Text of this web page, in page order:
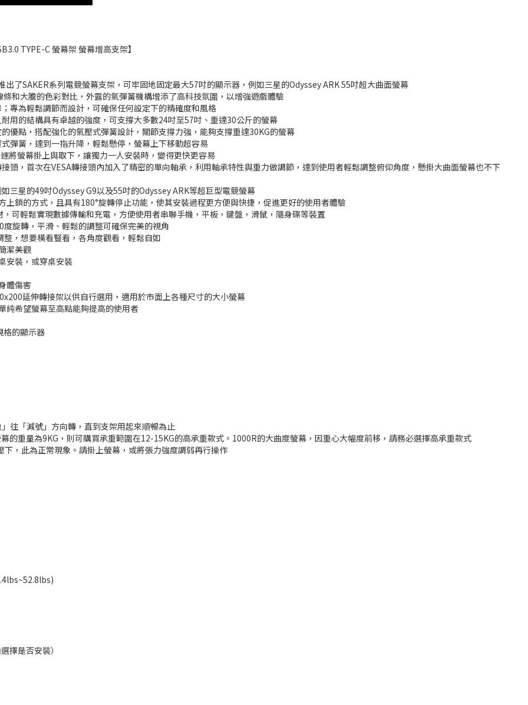
TYPE-C 螢幕架 螢幕增高支架】
了SAKER系列電競螢幕支架，可牢固地固定最大57吋的顯示器，例如三星的Odyssey ARK 55吋超大曲面螢幕
和大膽的色彩對比，外露的氣彈簧機構增添了高科技氛圍，以增強遊戲體驗
專為輕鬆調節而設計，可確保任何設定下的精確度和風格
用的結構具有卓越的強度，可支撐大多數24吋至57吋、重達30公斤的螢幕
優點，搭配強化的氣壓式彈簧設計，關節支撐力強，能夠支撐重達30KG的螢幕
彈簧，達到一指升降，輕鬆懸停，螢幕上下移動超容易
將螢幕掛上與取下，讓獨力一人安裝時，變得更快更容易
頭，首次在VESA轉接頭內加入了精密的單向軸承，利用軸承特性與重力做調節，達到使用者輕鬆調整俯仰角度，懸掛大曲面螢幕也不下
三星的49吋Odyssey G9以及55吋的Odyssey ARK等超巨型電競螢幕
鎖的方式，且具有180°旋轉停止功能，使其安裝過程更方便與快捷，促進更好的使用者體驗
可輕鬆實現數據傳輸和充電，方便使用者串聯手機，平板，鍵盤，滑鼠，隨身碟等裝置
旋轉，平滑、輕鬆的調整可確保完美的視角
，想要橫看豎看，各角度觀看，輕鬆自如
潔美觀
安裝，或穿桌安裝
體傷害
延伸轉接架以供自行選用，適用於市面上各種尺寸的大小螢幕
純希望螢幕至高點能夠提高的使用者
格的顯示器
往「減號」方向轉，直到支架用起來順暢為止
的重量為9KG，則可購買承重範圍在12-15KG的高承重款式。1000R的大曲度螢幕，因重心大幅度前移，請務必選擇高承重款式
，此為正常現象。請掛上螢幕，或將張力強度調弱再行操作
擇是否安裝）